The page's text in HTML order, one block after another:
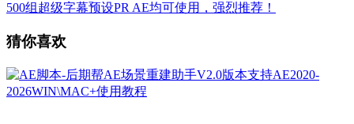
500组超级字幕预设PR AE均可使用，强烈推荐！
猜你喜欢